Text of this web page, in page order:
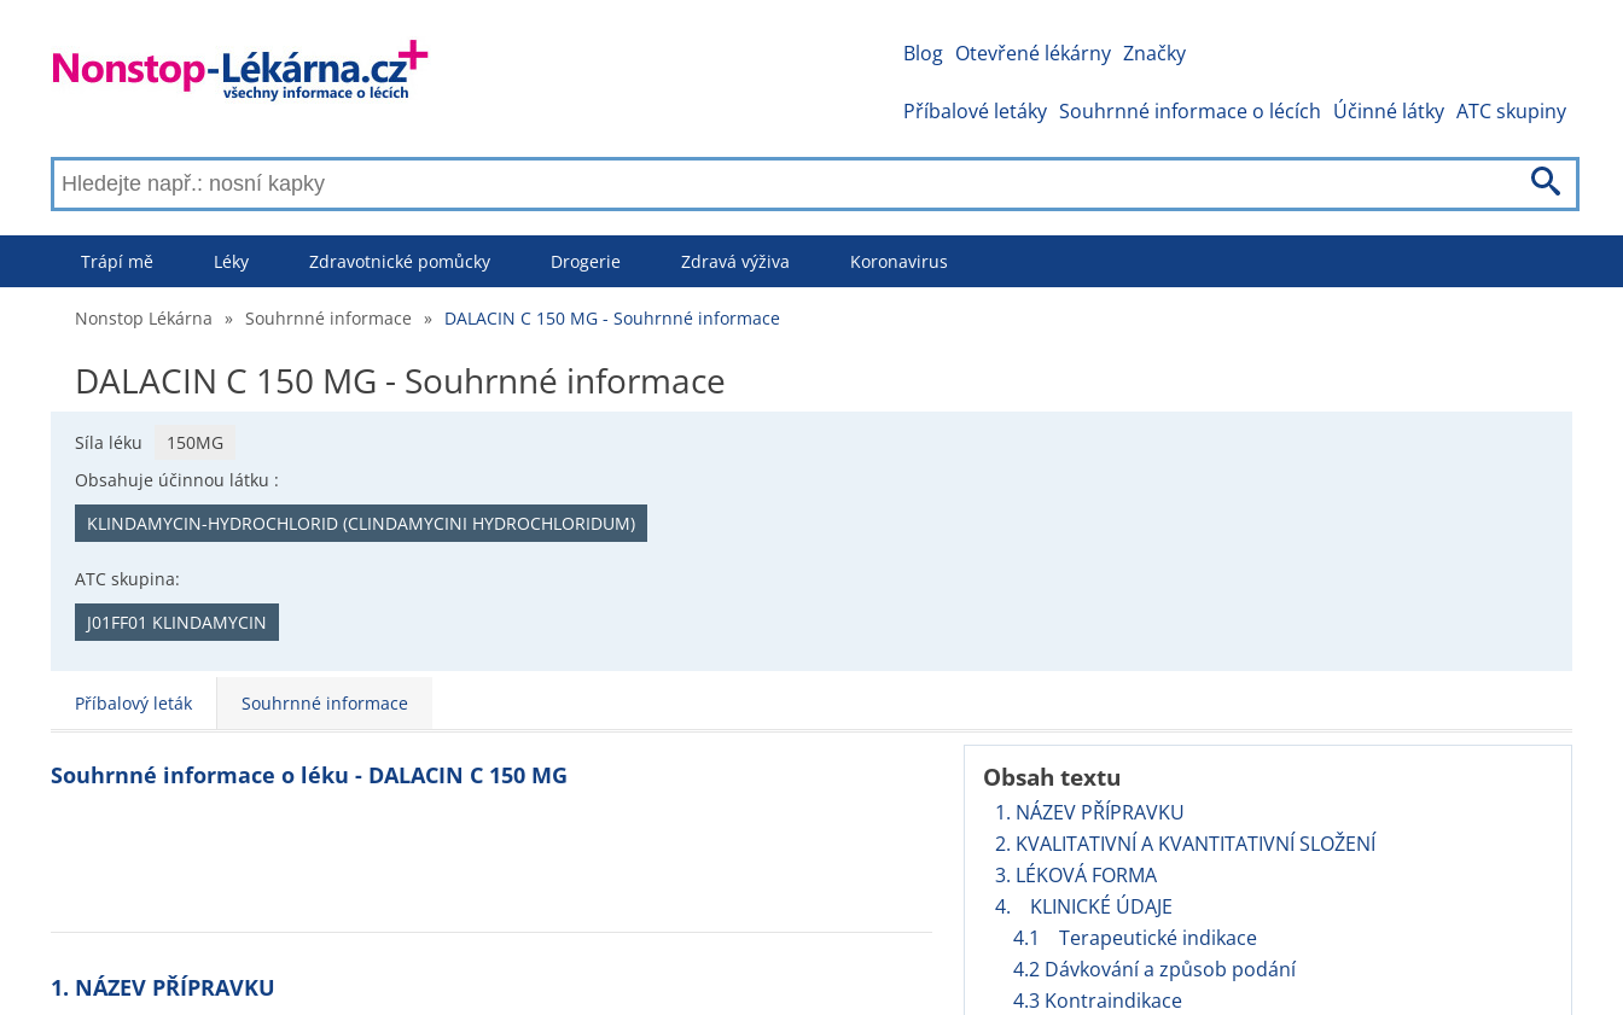
Blog Otevřené lékárny Značky
Příbalové letáky Souhrnné informace o lécích Účinné látky ATC skupiny
Trápí mě Léky Zdravotnické pomůcky Drogerie Zdravá výživa Koronavirus
Nonstop Lékárna » Souhrnné informace » DALACIN C 150 MG - Souhrnné informace
DALACIN C 150 MG - Souhrnné informace
Síla léku
150MG
Obsahuje účinnou látku :
KLINDAMYCIN-HYDROCHLORID (CLINDAMYCINI HYDROCHLORIDUM)
ATC skupina:
J01FF01 KLINDAMYCIN
Příbalový leták Souhrnné informace
Obsah textu
1. NÁZEV PŘÍPRAVKU
2. KVALITATIVNÍ A KVANTITATIVNÍ SLOŽENÍ
3. LÉKOVÁ FORMA
4. KLINICKÉ ÚDAJE
4.1 Terapeutické indikace
4.2 Dávkování a způsob podání
4.3 Kontraindikace
Souhrnné informace o léku - DALACIN C 150 MG
1. NÁZEV PŘÍPRAVKU